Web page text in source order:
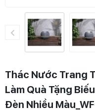
Thác Nước Trang
Làm Quà Tặng
Đèn Nhiều